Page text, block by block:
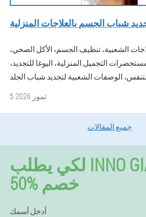
الشعبية، تنظيف الجسم، الأكل الصحي،
التجميل المنزلية، اليوغا للتجديد،
5 تموز 2026
جميع المقالات
لكي يطلب INNO GIALURON
50% خصم
أدخل أسمك